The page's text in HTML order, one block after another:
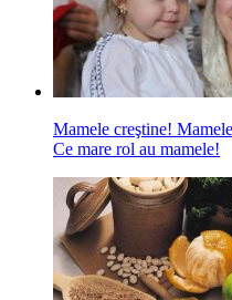
Mamele creştine!
Ce mare rol au mamele!